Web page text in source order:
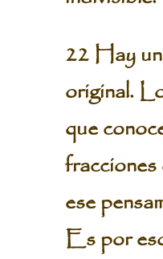
22 Hay
original.
que
ese
Es por